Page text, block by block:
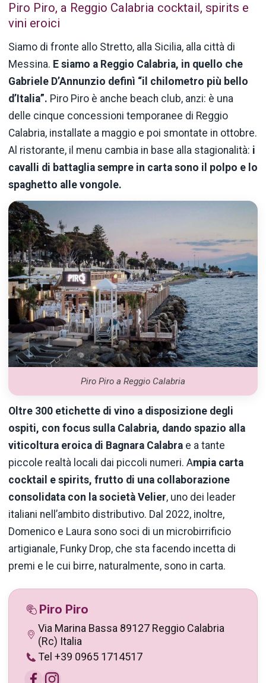
Piro Piro, a Reggio Calabria cocktail, spirits e
vini eroici
Siamo di fronte allo Stretto, alla Sicilia, alla città di
Messina. E siamo a Reggio Calabria, in quello che
Gabriele D’Annunzio definì “il chilometro più bello
d’Italia”. Piro Piro è anche beach club, anzi: è una
delle cinque concessioni temporanee di Reggio
Calabria, installate a maggio e poi smontate in ottobre.
Al ristorante, il menu cambia in base alla stagionalità: i
cavalli di battaglia sempre in carta sono il polpo e lo
spaghetto alle vongole.
Piro Piro a Reggio Calabria
Oltre 300 etichette di vino a disposizione degli
ospiti, con focus sulla Calabria, dando spazio alla
viticoltura eroica di Bagnara Calabra e a tante
piccole realtà locali dai piccoli numeri. Ampia carta
cocktail e spirits, frutto di una collaborazione
consolidata con la società Velier, uno dei leader
italiani nell’ambito distributivo. Dal 2022, inoltre,
Domenico e Laura sono soci di un microbirrificio
artigianale, Funky Drop, che sta facendo incetta di
premi e le cui birre, naturalmente, sono in carta.
Piro Piro
Via Marina Bassa 89127 Reggio Calabria
(Rc) Italia
Tel +39 0965 1714517